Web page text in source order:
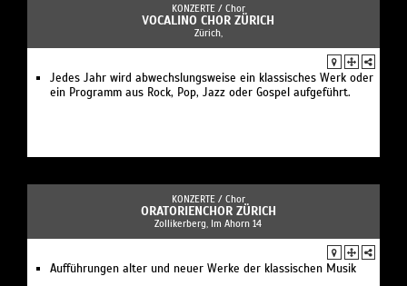
KONZERTE / Chor
VOCALINO CHOR ZÜRICH
Zürich,
Jedes Jahr wird abwechslungsweise ein klassisches Werk oder
ein Programm aus Rock, Pop, Jazz oder Gospel aufgeführt.
KONZERTE / Chor
ORATORIENCHOR ZÜRICH
Zollikerberg, Im Ahorn 14
Aufführungen alter und neuer Werke der klassischen Musik